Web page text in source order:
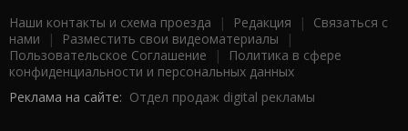
Наши контакты и схема проезда | Редакция | Связаться с
нами | Разместить свои видеоматериалы |
Пользовательское Соглашение |
Политика в сфере
конфиденциальности и персональных данных
Реклама на сайте: Отдел продаж digital рекламы